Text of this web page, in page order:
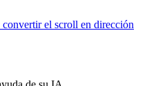
el scroll en dirección